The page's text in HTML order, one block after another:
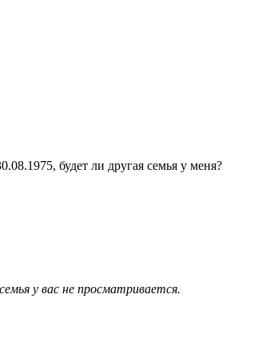
будет ли другая семья у меня?
у вас не просматривается.